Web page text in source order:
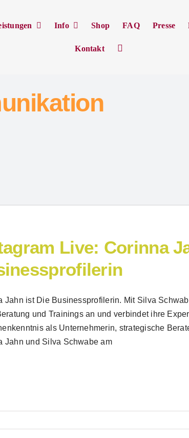
Info Shop FAQ Presse
Kontakt
Live: Corinna
Jahn ist Die Businessprofilerin. Mit Silva
und Trainings an und verbindet ihre
als Unternehmerin, strategische
Jahn und Silva Schwabe am